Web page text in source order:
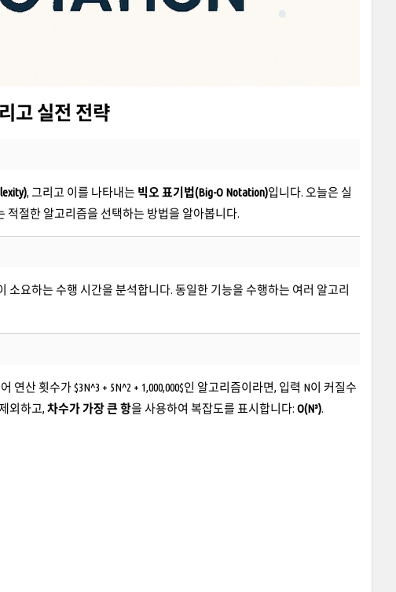
고 실전 전략
, 그리고 이를 나타내는 빅오 표기법(Big-O Notation)입니다. 오늘은 실
적절한 알고리즘을 선택하는 방법을 알아봅니다.
소요하는 수행 시간을 분석합니다. 동일한 기능을 수행하는 여러 알고리
산 횟수가 $3N^3 + 5N^2 + 1,000,000$인 알고리즘이라면, 입력 N이 커질수
외하고, 차수가 가장 큰 항을 사용하여 복잡도를 표시합니다: O(N³).